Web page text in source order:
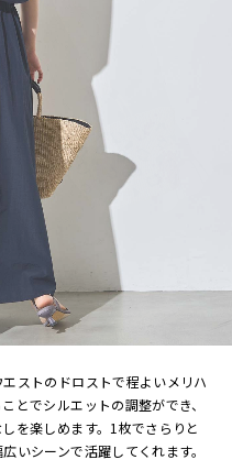
ストのドロストで程よいメリハ
とでシルエットの調整ができ、
を楽しめます。1枚でさらりと
いシーンで活躍してくれます。